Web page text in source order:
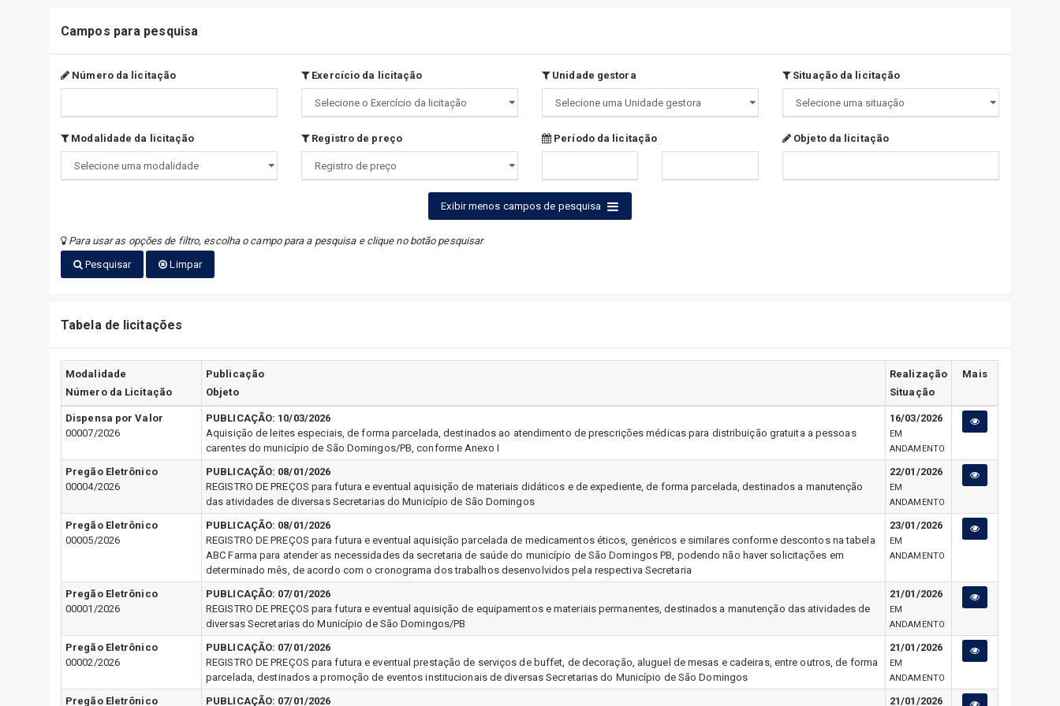
Campos para pesquisa
Número da licitação Exercício da licitação Unidade gestora Situação da licitação
Modalidade da licitação Registro de preço Período da licitação Objeto da licitação
Exibir menos campos de pesquisa
Para usar as opções de filtro, escolha o campo para a pesquisa e clique no botão pesquisar
Pesquisar
Limpar
Tabela de licitações
Modalidade
Número da Licitação
Publicação
Objeto
Realização
Situação
Mais
Dispensa por Valor
00007/2026
PUBLICAÇÃO: 10/03/2026
Aquisição de leites especiais, de forma parcelada, destinados ao atendimento de prescrições médicas para distribuição gratuita a pessoas
carentes do município de São Domingos/PB, conforme Anexo I
16/03/2026
EM
ANDAMENTO
Pregão Eletrônico
00004/2026
PUBLICAÇÃO: 08/01/2026
REGISTRO DE PREÇOS para futura e eventual aquisição de materiais didáticos e de expediente, de forma parcelada, destinados a manutenção
das atividades de diversas Secretarias do Município de São Domingos
22/01/2026
EM
ANDAMENTO
Pregão Eletrônico
00005/2026
PUBLICAÇÃO: 08/01/2026
REGISTRO DE PREÇOS para futura e eventual aquisição parcelada de medicamentos éticos, genéricos e similares conforme descontos na tabela
ABC Farma para atender as necessidades da secretaria de saúde do município de São Domingos PB, podendo não haver solicitações em
determinado mês, de acordo com o cronograma dos trabalhos desenvolvidos pela respectiva Secretaria
23/01/2026
EM
ANDAMENTO
Pregão Eletrônico
00001/2026
PUBLICAÇÃO: 07/01/2026
REGISTRO DE PREÇOS para futura e eventual aquisição de equipamentos e materiais permanentes, destinados a manutenção das atividades de
diversas Secretarias do Município de São Domingos/PB
21/01/2026
EM
ANDAMENTO
Pregão Eletrônico
00002/2026
PUBLICAÇÃO: 07/01/2026
REGISTRO DE PREÇOS para futura e eventual prestação de serviços de buffet, de decoração, aluguel de mesas e cadeiras, entre outros, de forma
parcelada, destinados a promoção de eventos institucionais de diversas Secretarias do Município de São Domingos
21/01/2026
EM
ANDAMENTO
Pregão Eletrônico PUBLICAÇÃO: 07/01/2026 21/01/2026